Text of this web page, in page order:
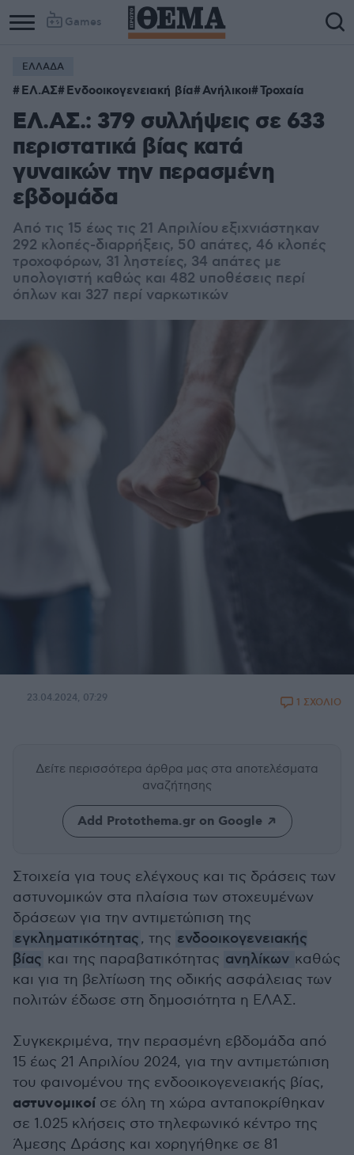
Games
ΕΛΛΑΔΑ
ΕΛ.ΑΣ Ενδοοικογενειακή βία Ανήλικοι Τροχαία
ΕΛ.ΑΣ.: 379 συλλήψεις σε 633
περιστατικά βίας κατά
γυναικών την περασμένη
εβδομάδα
Από τις 15 έως τις 21 Απριλίου εξιχνιάστηκαν
292 κλοπές-διαρρήξεις, 50 απάτες, 46 κλοπές
τροχοφόρων, 31 ληστείες, 34 απάτες με
υπολογιστή καθώς και 482 υποθέσεις περί
όπλων και 327 περί ναρκωτικών
23.04.2024, 07:29 1 ΣΧΟΛΙΟ
Δείτε περισσότερα άρθρα μας στα αποτελέσματα
αναζήτησης
Add Protothema.gr on Google
Στοιχεία για τους ελέγχους και τις δράσεις των
αστυνομικών στα πλαίσια των στοχευμένων
δράσεων για την αντιμετώπιση της
εγκληματικότητας, της ενδοοικογενειακής
βίας και της παραβατικότητας ανηλίκων καθώς
και για τη βελτίωση της οδικής ασφάλειας των
πολιτών έδωσε στη δημοσιότητα η ΕΛΑΣ.
Συγκεκριμένα, την περασμένη εβδομάδα από
15 έως 21 Απριλίου 2024, για την αντιμετώπιση
του φαινομένου της ενδοοικογενειακής βίας,
αστυνομικοίσε όλη τη χώρα ανταποκρίθηκαν
σε 1.025 κλήσεις στο τηλεφωνικό κέντρο της
Άμεσης Δράσης και χορηγήθηκε σε 81